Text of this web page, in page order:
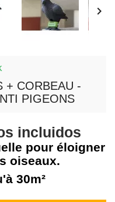

+ CORBEAU -
PIGEONS
incluidos
pour éloigner
oiseaux.
30m²